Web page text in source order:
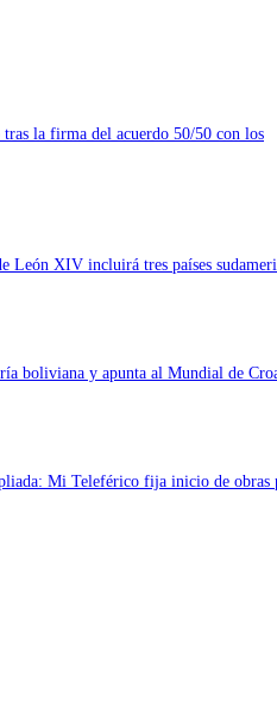
la firma del acuerdo 50/50 con los
León XIV incluirá tres países
boliviana y apunta al Mundial de
Mi Teleférico fija inicio de obras